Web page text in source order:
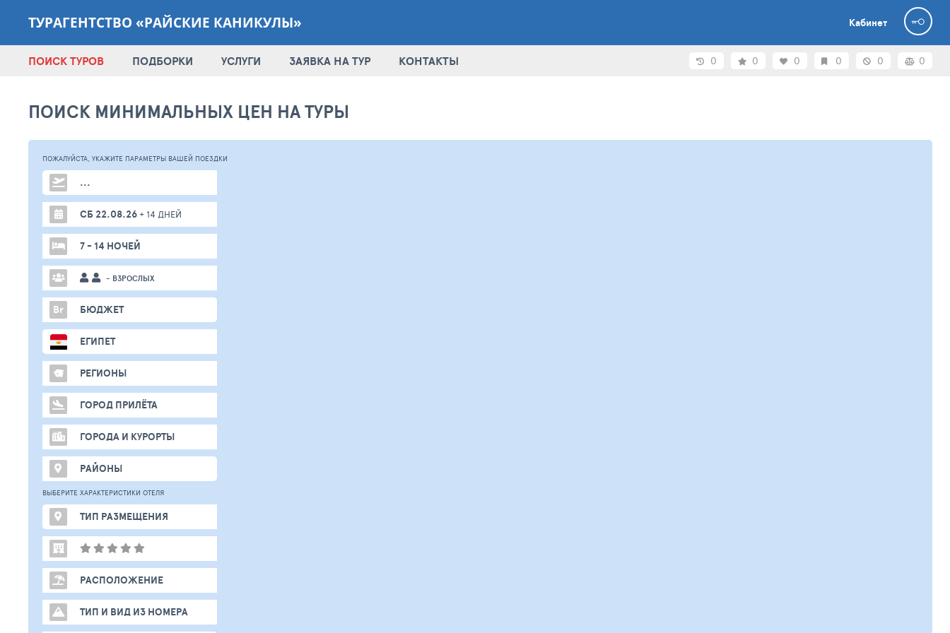
ТУРАГЕНТСТВО «РАЙСКИЕ КАНИКУЛЫ» Кабинет
ПОИСК ТУРОВ ПОДБОРКИ УСЛУГИ ЗАЯВКА НА ТУР КОНТАКТЫ 0 0 0 0 0 0
ПОИСК МИНИМАЛЬНЫХ ЦЕН НА ТУРЫ
ПОЖАЛУЙСТА, УКАЖИТЕ ПАРАМЕТРЫ ВАШЕЙ ПОЕЗДКИ
...
СБ 22.08.26+ 14 ДНЕЙ
7 - 14 НОЧЕЙ
- ВЗРОСЛЫХ
Br БЮДЖЕТ
ЕГИПЕТ
РЕГИОНЫ
ГОРОД ПРИЛЁТА
ГОРОДА И КУРОРТЫ
РАЙОНЫ
ВЫБЕРИТЕ ХАРАКТЕРИСТИКИ ОТЕЛЯ
ТИП РАЗМЕЩЕНИЯ
РАСПОЛОЖЕНИЕ
ТИП И ВИД ИЗ НОМЕРА